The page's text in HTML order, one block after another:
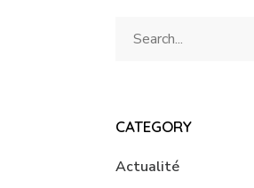
CATEGORY
Actualité